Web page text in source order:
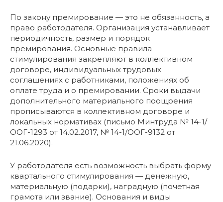
По закону премирование — это не обязанность, а
право работодателя. Организация устанавливает
периодичность, размер и порядок
премирования. Основные правила
стимулирования закрепляют в коллективном
договоре, индивидуальных трудовых
соглашениях с работниками, положениях об
оплате труда и о премировании. Сроки выдачи
дополнительного материального поощрения
прописываются в коллективном договоре и
локальных нормативах (письмо Минтруда № 14-1/
ООГ-1293 от 14.02.2017, № 14-1/ООГ-9132 от
21.06.2020).
У работодателя есть возможность выбрать форму
квартального стимулирования — денежную,
материальную (подарки), наградную (почетная
грамота или звание). Основания и виды